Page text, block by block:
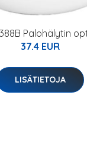
Palohälytin
37.4 EUR
LISÄTIETOJA